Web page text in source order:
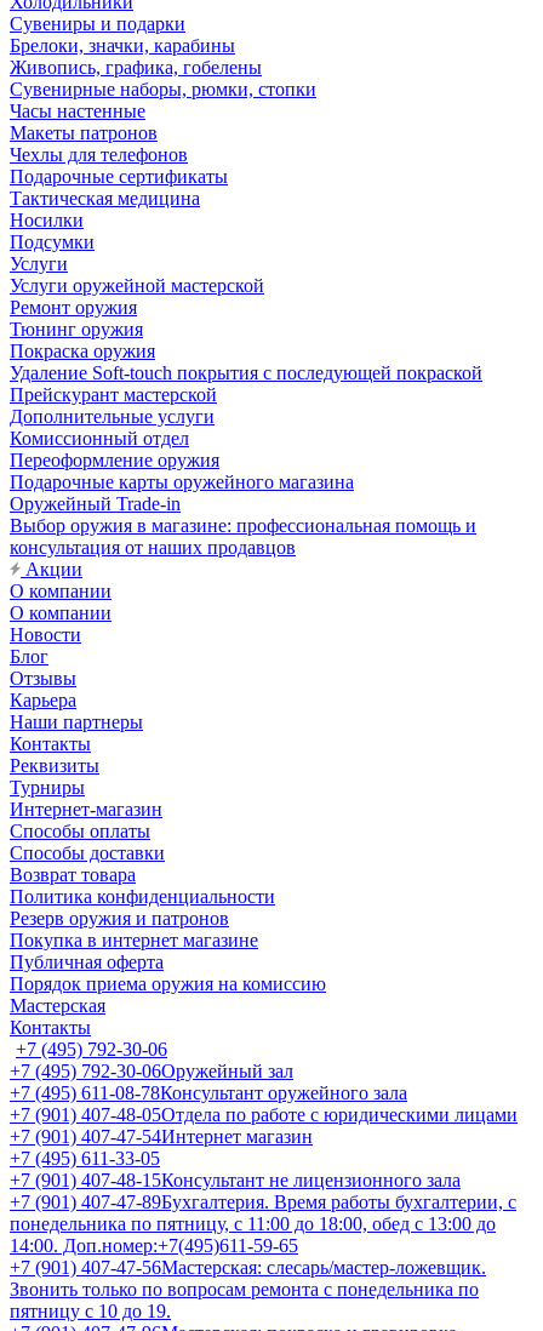
Сувениры и подарки
Брелоки, значки, карабины
Живопись, графика, гобелены
Сувенирные наборы, рюмки, стопки
Часы настенные
Макеты патронов
Чехлы для телефонов
Подарочные сертификаты
Тактическая медицина
Носилки
Подсумки
Услуги
Услуги оружейной мастерской
Ремонт оружия
Тюнинг оружия
Покраска оружия
Удаление Soft-touch покрытия с последующей покраской
Прейскурант мастерской
Дополнительные услуги
Комиссионный отдел
Переоформление оружия
Подарочные карты оружейного магазина
Оружейный Trade-in
Выбор оружия в магазине: профессиональная помощь и
консультация от наших продавцов
Акции
О компании
О компании
Новости
Блог
Отзывы
Карьера
Наши партнеры
Контакты
Реквизиты
Турниры
Интернет-магазин
Способы оплаты
Способы доставки
Возврат товара
Политика конфиденциальности
Резерв оружия и патронов
Покупка в интернет магазине
Публичная оферта
Порядок приема оружия на комиссию
Мастерская
Контакты
+7 (495) 792-30-06
+7 (495) 792-30-06Оружейный зал
+7 (495) 611-08-78Консультант оружейного зала
+7 (901) 407-48-05Отдела по работе с юридическими лицами
+7 (901) 407-47-54Интернет магазин
+7 (495) 611-33-05
+7 (901) 407-48-15Консультант не лицензионного зала
+7 (901) 407-47-89Бухгалтерия. Время работы бухгалтерии, с
понедельника по пятницу, с 11:00 до 18:00, обед с 13:00 до
14:00. Доп.номер:+7(495)611-59-65
+7 (901) 407-47-56Мастерская: слесарь/мастер-ложевщик.
Звонить только по вопросам ремонта с понедельника по
пятницу с 10 до 19.